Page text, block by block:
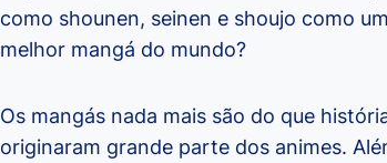
como shounen, seinen e shoujo como
melhor mangá do mundo?
Os mangás nada mais são do que
originaram grande parte dos animes.